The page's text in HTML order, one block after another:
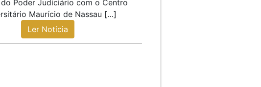
Poder Judiciário com o Centro
Maurício de Nassau […]
Ler Notícia